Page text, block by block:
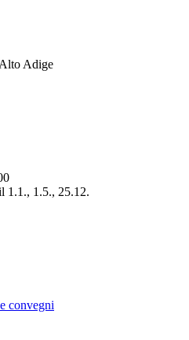
Adige
1.1., 1.5., 25.12.
convegni